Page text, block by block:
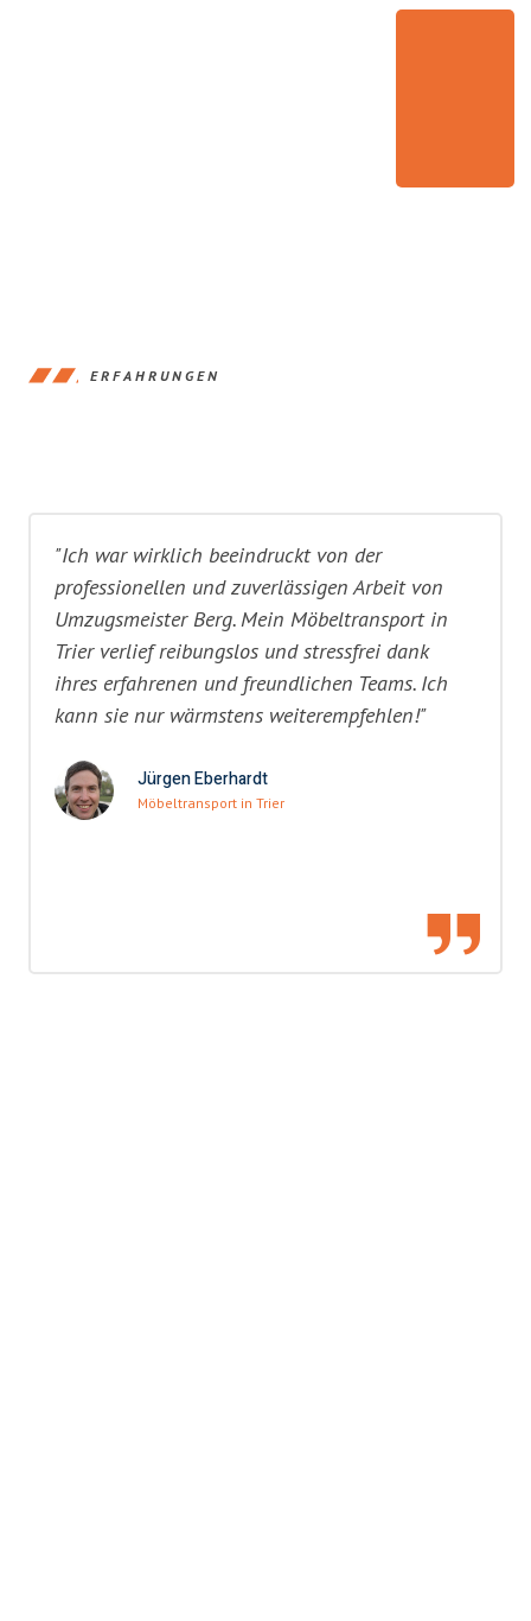
ERFAHRUNGEN
"Ich war wirklich beeindruckt von der
professionellen und zuverlässigen Arbeit von
Umzugsmeister Berg. Mein Möbeltransport in
Trier verlief reibungslos und stressfrei dank
ihres erfahrenen und freundlichen Teams. Ich
kann sie nur wärmstens weiterempfehlen!"
Jürgen Eberhardt
Möbeltransport in Trier